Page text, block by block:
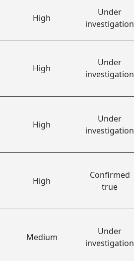
High
Under
investigation
High
Under
investigation
High
Under
investigation
High
Confirmed
true
Medium
Under
investigation